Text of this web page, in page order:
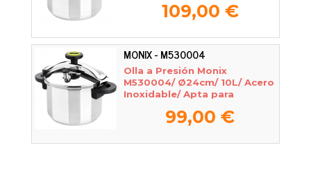
109,00 €
MONIX - M530004
Olla a Presión Monix
M530004/ Ø24cm/ 10L/ Acero
Inoxidable/ Apta para
99,00 €